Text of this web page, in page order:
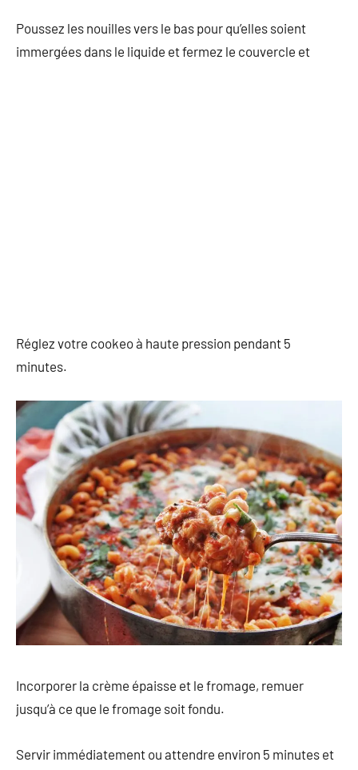
Poussez les nouilles vers le bas pour qu’elles soient
immergées dans le liquide et fermez le couvercle et
Réglez votre cookeo à haute pression pendant 5
minutes.
Incorporer la crème épaisse et le fromage, remuer
jusqu’à ce que le fromage soit fondu.
Servir immédiatement ou attendre environ 5 minutes et